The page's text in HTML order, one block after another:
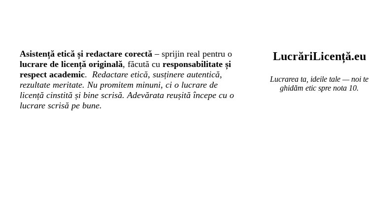
Asistență etică și redactare corectă– sprijin real pentru o
lucrare de licență originală, făcută cu responsabilitate și
respect academic. Redactare etică, susținere autentică,
rezultate meritate. Nu promitem minuni, ci o lucrare de
licență cinstită și bine scrisă. Adevărata reușită începe cu o
lucrare scrisă pe bune.
LucrăriLicență.eu
Lucrarea ta, ideile tale — noi te
ghidăm etic spre nota 10.